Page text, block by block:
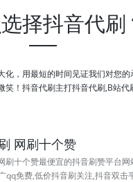
择抖音代刷
，用最短的时间见证我们对您
！抖音代刷主打抖音代刷,B站
网刷十个赞
刷十个赞最便宜的抖音刷赞平台网
qq免费,低价抖音刷关注,抖音双击